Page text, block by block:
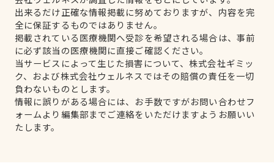
出来るだけ正確な情報掲載に努めておりますが、内容を完
全に保証するものではありません。
掲載されている医療機関へ受診を希望される場合は、事前
に必ず該当の医療機関に直接ご確認ください。
当サービスによって生じた損害について、株式会社ギミッ
ク、および株式会社ウェルネスではその賠償の責任を一切
負わないものとします。
情報に誤りがある場合には、お手数ですがお問い合わせフ
ォームより編集部までご連絡をいただけますようお願いい
たします。